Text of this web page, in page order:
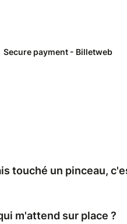
touché un pinceau,
m'attend sur place ?